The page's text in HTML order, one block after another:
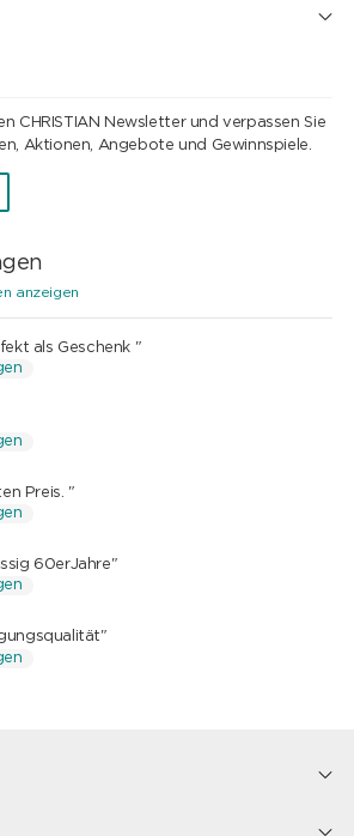
CHRISTIAN Newsletter und verpassen Sie
Aktionen, Angebote und Gewinnspiele.
anzeigen
als Geschenk "
Preis. "
60erJahre"